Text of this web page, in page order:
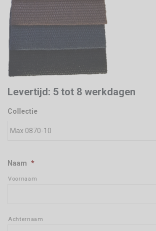
Levertijd: 5 tot 8 werkdagen
Collectie
Naam *
Voornaam
Achternaam